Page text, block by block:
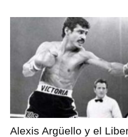
Alexis Argüello y el